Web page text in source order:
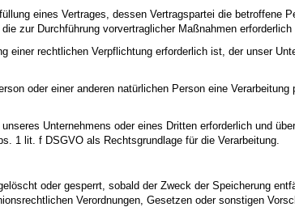
eines Vertrages, dessen Vertragspartei die
zur Durchführung vorvertraglicher Maßnahmen erforderlich
einer rechtlichen Verpflichtung erforderlich ist, der unser
oder einer anderen natürlichen Person eine
Unternehmens oder eines Dritten erforderlich und
1 lit. f DSGVO als Rechtsgrundlage für die Verarbeitung.
oder gesperrt, sobald der Zweck der Speicherung
Verordnungen, Gesetzen oder sonstigen